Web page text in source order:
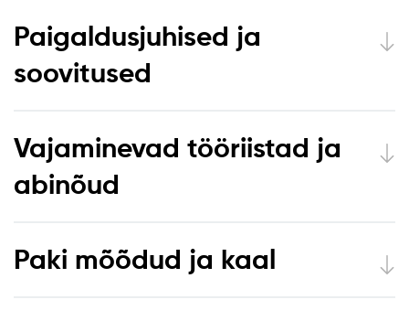
Paigaldusjuhised ja
soovitused
Vajaminevad tööriistad ja
abinõud
Paki mõõdud ja kaal